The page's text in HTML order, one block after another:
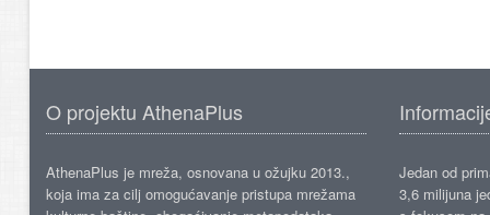
O projektu AthenaPlus
AthenaPlus je mreža, osnovana u ožujku 2013.,
koja ima za cilj omogućavanje pristupa mrežama
Jedan od
3,6 milijuna